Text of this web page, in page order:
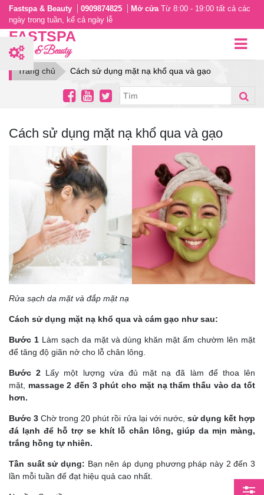
Fastspa & Beauty 0909874825 Mở cửaTừ 8:00 - 19:00 tất cả các
ngày trong tuần, kể cả ngày lễ
FASTSPA
Spa & Beauty
Trang chủ Cách sử dụng mặt nạ khổ qua và gạo
Cách sử dụng mặt nạ khổ qua và gạo
Rửa sạch da mặt và đắp mặt nạ
Cách sử dụng mặt nạ khổ qua và cám gạo như sau:
Bước 1Làm sạch da mặt và dùng khăn mặt ấm chườm lên mặt
để tăng độ giãn nở cho lỗ chân lông.
Bước 2 Lấy một lượng vừa đủ mặt nạ đã làm để thoa lên
mặt, massage 2 đến 3 phút cho mặt nạ thẩm thấu vào da tốt
hơn.
Bước 3 Chờ trong 20 phút rồi rửa lại với nước, sử dụng kết hợp
đá lạnh để hỗ trợ se khít lỗ chân lông, giúp da mịn màng,
trắng hồng tự nhiên.
Tần suất sử dụng: Bạn nên áp dụng phương pháp này 2 đến 3
lần mỗi tuần để đạt hiệu quả cao nhất.